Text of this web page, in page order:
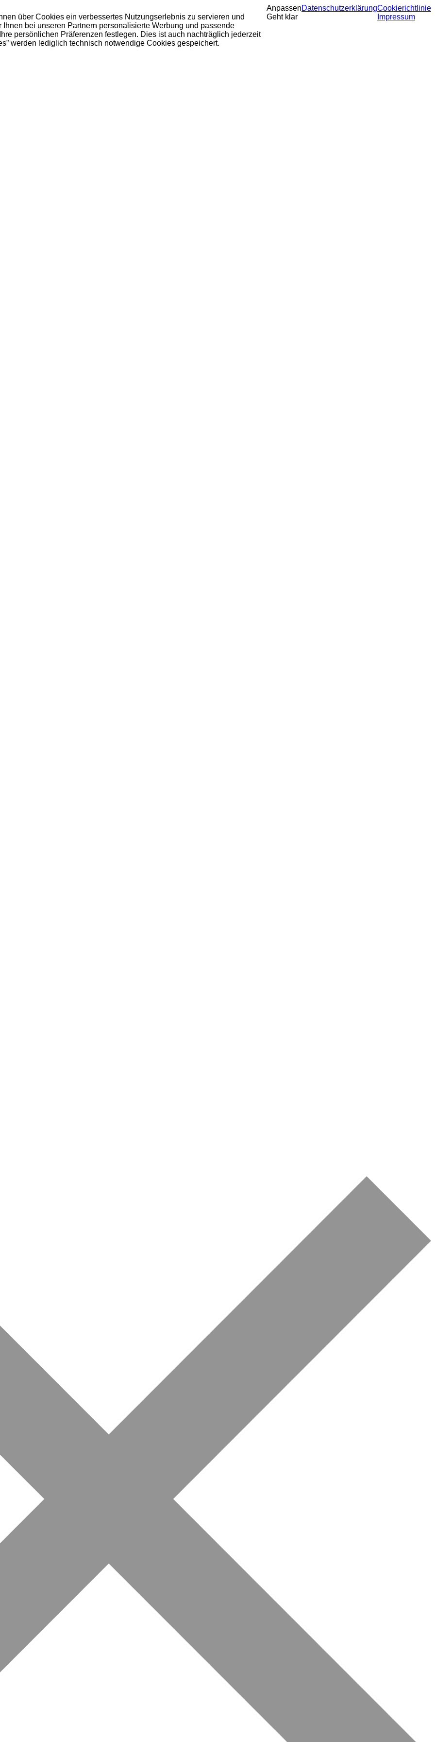
über Cookies ein verbessertes Nutzungserlebnis zu servieren und
bei unseren Partnern personalisierte Werbung und passende
persönlichen Präferenzen festlegen. Dies ist auch nachträglich jederzeit
werden lediglich technisch notwendige Cookies gespeichert.
Anpassen
Geht klar
DatenschutzerklärungCookierichtlinie
Impressum